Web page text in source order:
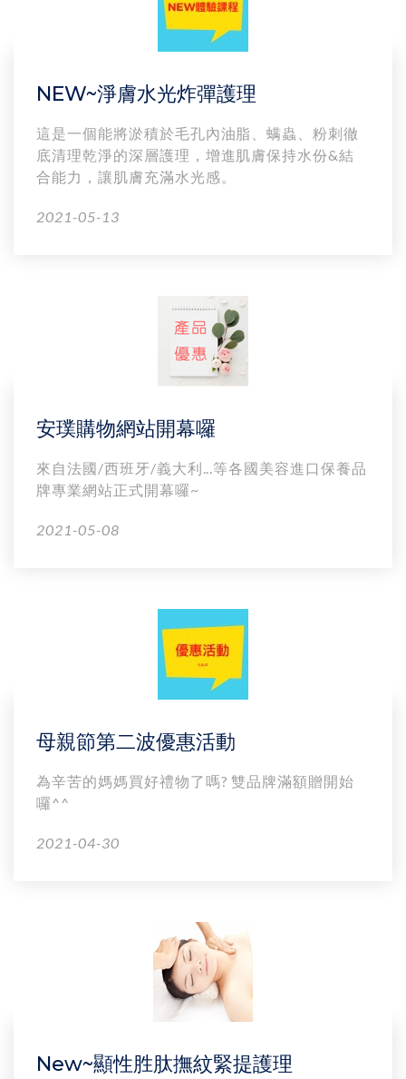
NEW~淨膚水光炸彈護理
這是一個能將淤積於毛孔內油脂、螨蟲、粉刺徹
底清理乾淨的深層護理，增進肌膚保持水份&結
合能力，讓肌膚充滿水光感。
2021-05-13
安璞購物網站開幕囉
來自法國/西班牙/義大利...等各國美容進口保養品
牌專業網站正式開幕囉~
2021-05-08
母親節第二波優惠活動
為辛苦的媽媽買好禮物了嗎? 雙品牌滿額贈開始
囉^^
2021-04-30
New~顯性胜肽撫紋緊提護理